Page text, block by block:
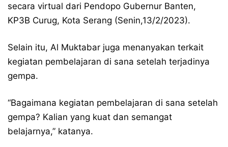
secara virtual dari Pendopo Gubernur Banten,
KP3B Curug, Kota Serang (Senin,13/2/2023).
Selain itu, Al Muktabar juga menanyakan terkait
kegiatan pembelajaran di sana setelah terjadinya
gempa.
“Bagaimana kegiatan pembelajaran di sana setelah
gempa? Kalian yang kuat dan semangat
belajarnya,” katanya.